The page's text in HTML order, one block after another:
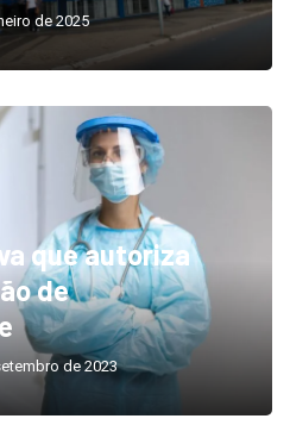
de 2025
que autoriza
de
de 2023